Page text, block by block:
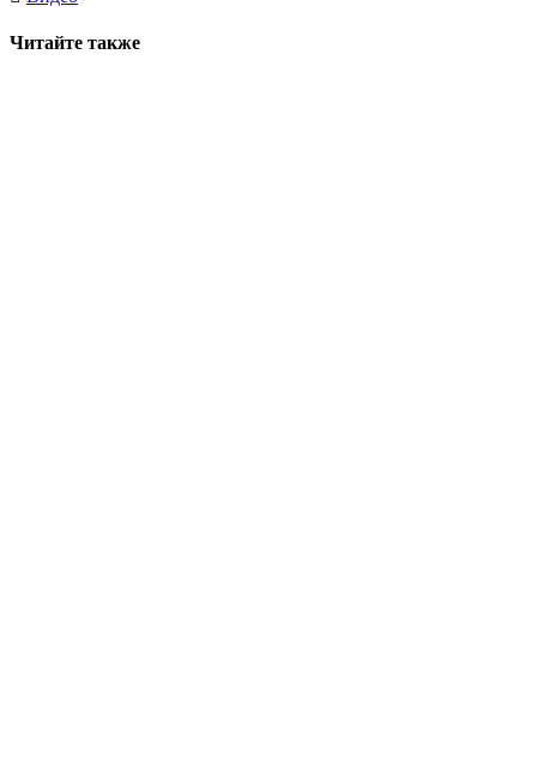
Читайте также